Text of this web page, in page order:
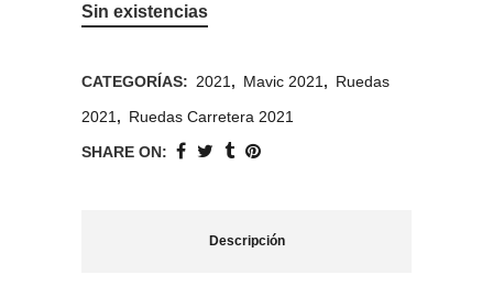
Sin existencias
CATEGORÍAS: 2021 , Mavic 2021 , Ruedas
2021 , Ruedas Carretera 2021
SHARE ON:
Descripción